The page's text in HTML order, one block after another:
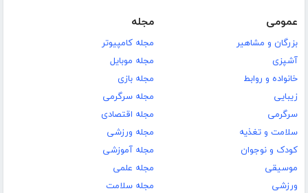
عمومی
بزرگان و مشاهیر
آشپزی
خانواده و روابط
زیبایی
سرگرمی
سلامت و تغذیه
کودک و نوجوان
موسیقی
ورزشی
مجله
مجله کامپیوتر
مجله موبایل
مجله بازی
مجله سرگرمی
مجله اقتصادی
مجله ورزشی
مجله آموزشی
مجله علمی
مجله سلامت